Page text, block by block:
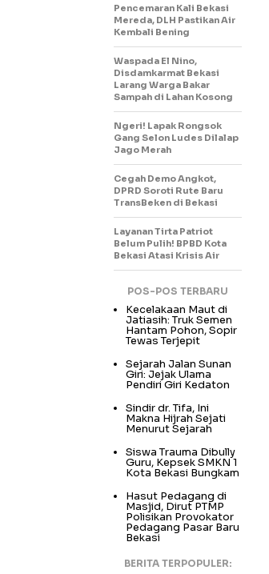
Pencemaran Kali Bekasi
Mereda, DLH Pastikan Air
Kembali Bening
Waspada El Nino,
Disdamkarmat Bekasi
Larang Warga Bakar
Sampah di Lahan Kosong
Ngeri! Lapak Rongsok
Gang Selon Ludes Dilalap
Jago Merah
Cegah Demo Angkot,
DPRD Soroti Rute Baru
TransBeken di Bekasi
Layanan Tirta Patriot
Belum Pulih! BPBD Kota
Bekasi Atasi Krisis Air
POS-POS TERBARU
Kecelakaan Maut di
Jatiasih: Truk Semen
Hantam Pohon, Sopir
Tewas Terjepit
Sejarah Jalan Sunan
Giri: Jejak Ulama
Pendiri Giri Kedaton
Sindir dr. Tifa, Ini
Makna Hijrah Sejati
Menurut Sejarah
Siswa Trauma Dibully
Guru, Kepsek SMKN 1
Kota Bekasi Bungkam
Hasut Pedagang di
Masjid, Dirut PTMP
Polisikan Provokator
Pedagang Pasar Baru
Bekasi
BERITA TERPOPULER: